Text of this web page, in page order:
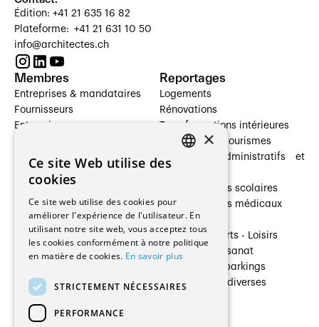
Édition: +41 21 635 16 82
Plateforme: +41 21 631 10 50
info@architectes.ch
Membres
Entreprises & mandataires
Fournisseurs
Entreprises
Architectes paysagistes
Architectes d'intérieur
Entreprises générales
Ingénieurs et mandataires
Fabricants / Fournisseurs
Régies immobilières
Gestion PPE
Reportages
Logements
Rénovations
Transformations intérieures
Hôtelleries et tourismes
Bâtiments administratifs et
Établissements scolaires
Établissements médicaux
Villas
Cultures - Sports - Loisirs
Industrie - Artisanat
Transports et parkings
Constructions diverses
×
Ce site Web utilise des
cookies
Ce site web utilise des cookies pour
améliorer l'expérience de l'utilisateur. En
utilisant notre site web, vous acceptez tous
les cookies conformément à notre politique
en matière de cookies. En savoir plus
STRICTEMENT NÉCESSAIRES
PERFORMANCE